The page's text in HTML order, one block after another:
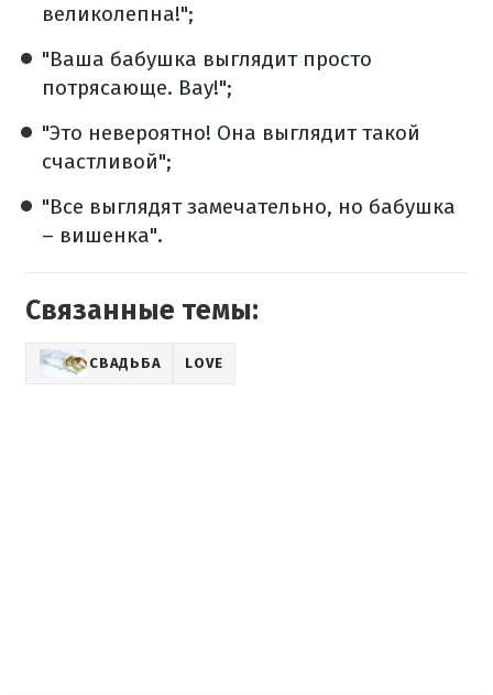
великолепна!";
"Ваша бабушка выглядит просто
потрясающе. Вау!";
"Это невероятно! Она выглядит такой
счастливой";
"Все выглядят замечательно, но бабушка
– вишенка".
Связанные темы:
СВАДЬБА LOVE